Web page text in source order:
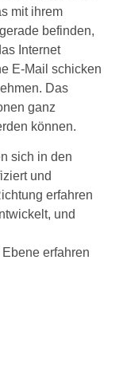
mit ihrem
befinden,
Internet
E-Mail schicken
Das
ganz
können.
sich in den
und
erfahren
und
erfahren